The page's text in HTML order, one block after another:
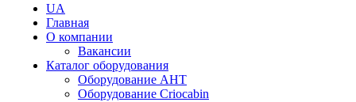
UA
Главная
О компании
Вакансии
Каталог оборудования
Оборудование AHT
Оборудование Criocabin